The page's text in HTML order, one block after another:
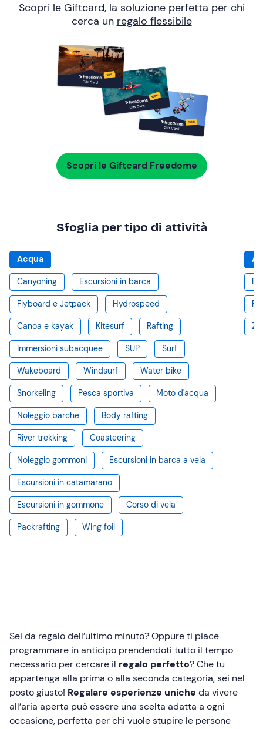
Scopri le Giftcard, la soluzione perfetta per chi
cerca un regalo flessibile
Scopri le Giftcard Freedome
Sfoglia per tipo di attività
Acqua
Canyoning Escursioni in barca
Flyboard e Jetpack Hydrospeed
Canoa e kayak Kitesurf Rafting
Immersioni subacquee SUP Surf
Wakeboard Windsurf Water bike
Snorkeling Pesca sportiva Moto d'acqua
Noleggio barche Body rafting
River trekking Coasteering
Noleggio gommoni Escursioni in barca a vela
Escursioni in catamarano
Escursioni in gommone Corso di vela
Packrafting Wing foil
Sei da regalo dell’ultimo minuto? Oppure ti piace
programmare in anticipo prendendoti tutto il tempo
necessario per cercare il regalo perfetto? Che tu
appartenga alla prima o alla seconda categoria, sei nel
posto giusto! Regalare esperienze uniche da vivere
all’aria aperta può essere una scelta adatta a ogni
occasione, perfetta per chi vuole stupire le persone